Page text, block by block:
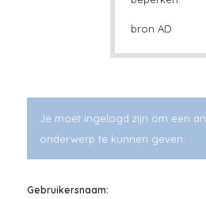
bron AD
Je moet ingelogd zijn om een
onderwerp te kunnen geven.
Gebruikersnaam: